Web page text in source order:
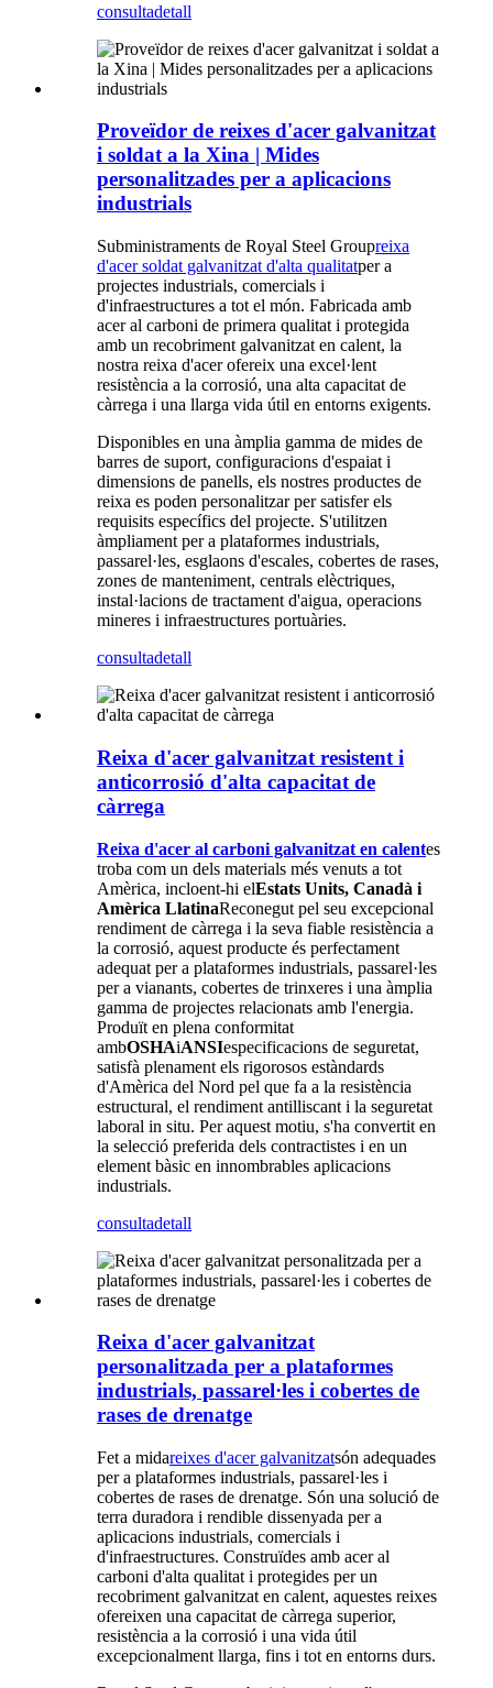
consultadetall
Proveïdor de reixes d'acer galvanitzat
i soldat a la Xina | Mides
personalitzades per a aplicacions
industrials
Subministraments de Royal Steel Groupreixa
d'acer soldat galvanitzat d'alta qualitatper a
projectes industrials, comercials i
d'infraestructures a tot el món. Fabricada amb
acer al carboni de primera qualitat i protegida
amb un recobriment galvanitzat en calent, la
nostra reixa d'acer ofereix una excel·lent
resistència a la corrosió, una alta capacitat de
càrrega i una llarga vida útil en entorns exigents.
Disponibles en una àmplia gamma de mides de
barres de suport, configuracions d'espaiat i
dimensions de panells, els nostres productes de
reixa es poden personalitzar per satisfer els
requisits específics del projecte. S'utilitzen
àmpliament per a plataformes industrials,
passarel·les, esglaons d'escales, cobertes de rases,
zones de manteniment, centrals elèctriques,
instal·lacions de tractament d'aigua, operacions
mineres i infraestructures portuàries.
consultadetall
Reixa d'acer galvanitzat resistent i
anticorrosió d'alta capacitat de
càrrega
Reixa d'acer al carboni galvanitzat en calentes
troba com un dels materials més venuts a tot
Amèrica, incloent-hi elEstats Units, Canadà i
Amèrica LlatinaReconegut pel seu excepcional
rendiment de càrrega i la seva fiable resistència a
la corrosió, aquest producte és perfectament
adequat per a plataformes industrials, passarel·les
per a vianants, cobertes de trinxeres i una àmplia
gamma de projectes relacionats amb l'energia.
Produït en plena conformitat
ambOSHAiANSIespecificacions de seguretat,
satisfà plenament els rigorosos estàndards
d'Amèrica del Nord pel que fa a la resistència
estructural, el rendiment antilliscant i la seguretat
laboral in situ. Per aquest motiu, s'ha convertit en
la selecció preferida dels contractistes i en un
element bàsic en innombrables aplicacions
industrials.
consultadetall
Reixa d'acer galvanitzat
personalitzada per a plataformes
industrials, passarel·les i cobertes de
rases de drenatge
Fet a midareixes d'acer galvanitzatsón adequades
per a plataformes industrials, passarel·les i
cobertes de rases de drenatge. Són una solució de
terra duradora i rendible dissenyada per a
aplicacions industrials, comercials i
d'infraestructures. Construïdes amb acer al
carboni d'alta qualitat i protegides per un
recobriment galvanitzat en calent, aquestes reixes
ofereixen una capacitat de càrrega superior,
resistència a la corrosió i una vida útil
excepcionalment llarga, fins i tot en entorns durs.